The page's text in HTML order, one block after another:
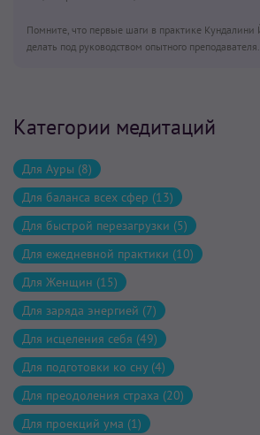
Помните, что первые шаги в практике Кундалини
делать под руководством опытного преподавателя.
Категории медитаций
Для Ауры (8)
Для баланса всех сфер (13)
Для быстрой перезагрузки (5)
Для ежедневной практики (10)
Для Женщин (15)
Для заряда энергией (7)
Для исцеления себя (49)
Для подготовки ко сну (4)
Для преодоления страха (20)
Для проекций ума (1)